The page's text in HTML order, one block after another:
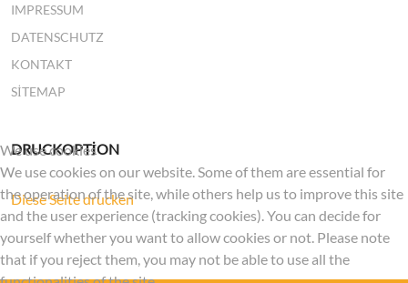
IMPRESSUM
DATENSCHUTZ
KONTAKT
SITEMAP
DRUCKOPTION
Diese Seite drucken
We use cookies
We use cookies on our website. Some of them are essential for
the operation of the site, while others help us to improve this site
and the user experience (tracking cookies). You can decide for
yourself whether you want to allow cookies or not. Please note
that if you reject them, you may not be able to use all the